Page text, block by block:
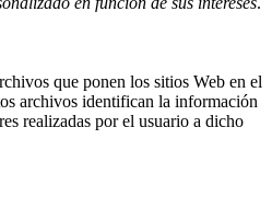
que ponen los sitios Web en el
archivos identifican la información
realizadas por el usuario a dicho